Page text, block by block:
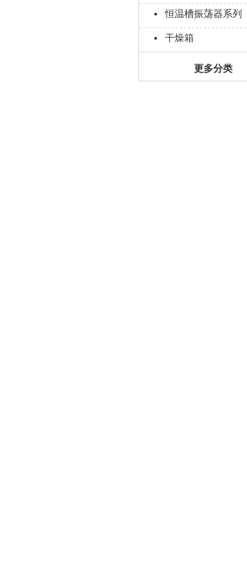
恒温槽振荡器系列
干燥箱
更多分类